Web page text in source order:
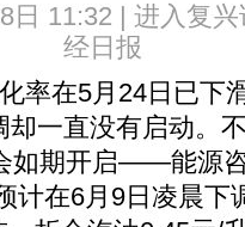
日 11:32 | 进入复兴
经日报
在5月24日已下
一直没有启动。
如期开启——能源
计在6月9日凌晨下